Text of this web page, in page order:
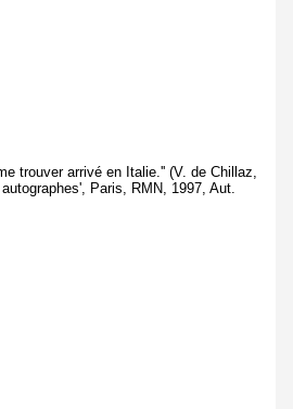
trouver arrivé en Italie.'' (V. de Chillaz,
Paris, RMN, 1997, Aut.